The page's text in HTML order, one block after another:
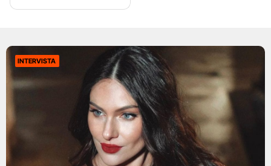
INTERVISTA